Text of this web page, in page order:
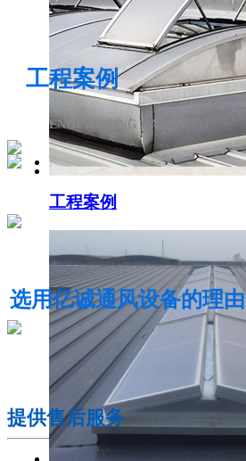
电动采光排烟天窗
工程案例
工程案例
ENGINEERING CASE
选用亿诚通风设备的理由
提供售后服务